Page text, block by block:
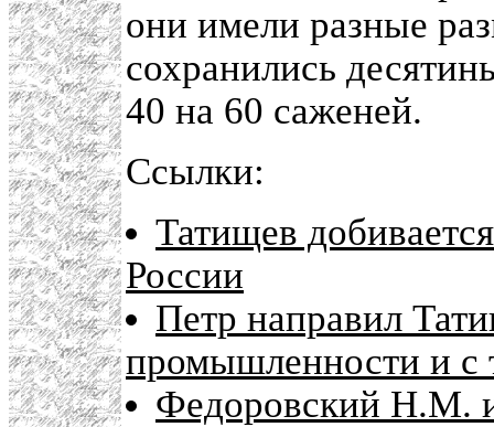
они имели разные
сохранились
40 на 60 саженей.
Ссылки:
Татищев
России
Петр направил
промышленности и с
Федоровский Н.М.